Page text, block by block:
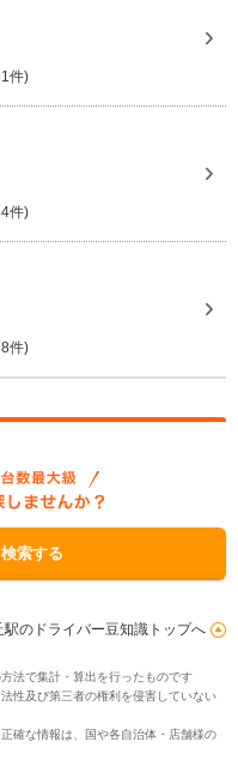
件)
件)
件)
索する
駅のドライバー豆知識トップへ
法で集計・算出を行ったものです
性及び第三者の権利を侵害していない
確な情報は、国や各自治体・店舗様の